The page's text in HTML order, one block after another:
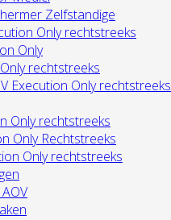
Zelfstandige
Only rechtstreeks
Only
rechtstreeks
Execution Only rechtstreeks
Only rechtstreeks
Only Rechtstreeks
Only rechtstreeks